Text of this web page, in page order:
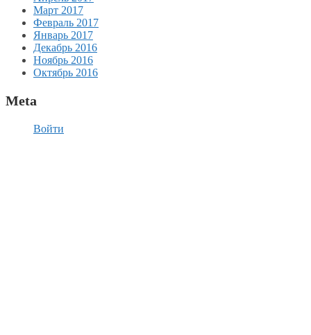
Март 2017
Февраль 2017
Январь 2017
Декабрь 2016
Ноябрь 2016
Октябрь 2016
Meta
Войти